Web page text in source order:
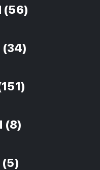
(56)
(34)
(8)
(5)